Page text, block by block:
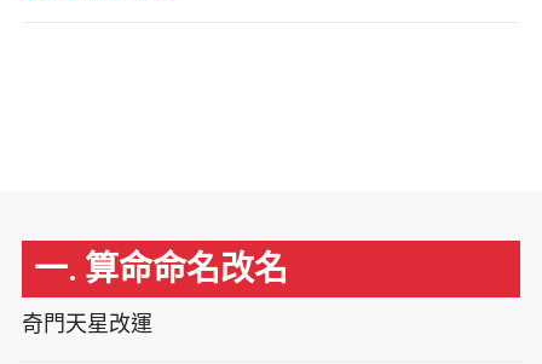
一. 算命命名改名
奇門天星改運